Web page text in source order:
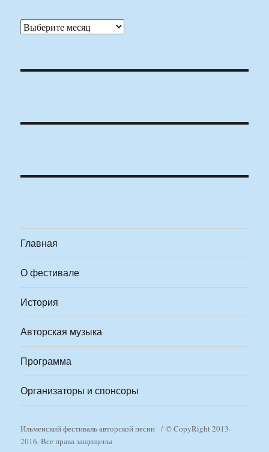
Архивы
Главная
О фестивале
История
Авторская музыка
Программа
Организаторы и спонсоры
Ильменский фестиваль авторской песни
© CopyRight 2013-
2016. Все права защищены